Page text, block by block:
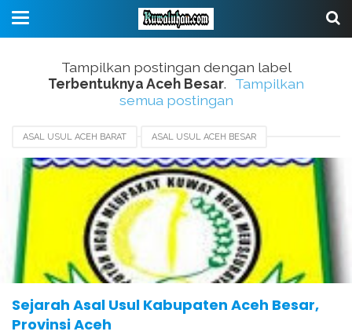
Tampilkan postingan dengan label
Terbentuknya Aceh Besar.
Tampilkan
semua postingan
ASAL USUL ACEH BARAT ASAL USUL ACEH BESAR
AWAL MULA ACEH BESAR SEJARAH ACEH BARAT DAYA
SEJARAH ACEH BESAR SEJARAH BANDA ACEH
TERBENTUKNYA ACEH BESAR
Sejarah Asal Usul Kabupaten Aceh Besar,
Provinsi Aceh